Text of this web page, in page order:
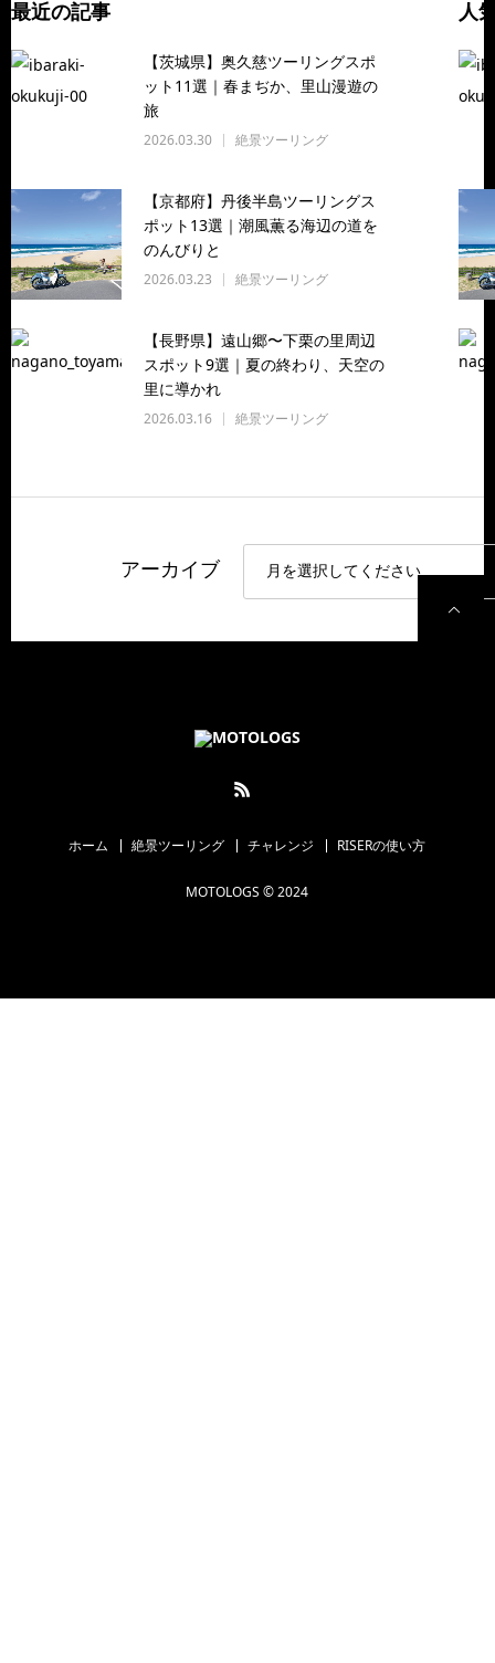
最近の記事
【茨城県】奥久慈ツーリングスポ
ット11選｜春まぢか、里山漫遊の
旅
2026.03.30 絶景ツーリング
【京都府】丹後半島ツーリングス
ポット13選｜潮風薫る海辺の道を
のんびりと
2026.03.23 絶景ツーリング
【長野県】遠山郷〜下栗の里周辺
スポット9選｜夏の終わり、天空の
里に導かれ
2026.03.16 絶景ツーリング
人
アーカイブ
ホーム 絶景ツーリング チャレンジ RISERの使い方
MOTOLOGS © 2024